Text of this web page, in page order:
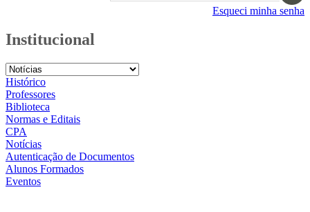
Esqueci minha senha
Institucional
Histórico
Professores
Biblioteca
Normas e Editais
CPA
Notícias
Autenticação de Documentos
Alunos Formados
Eventos